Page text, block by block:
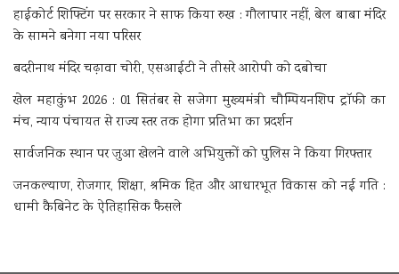
हाईकोर्ट शिफ्टिंग पर सरकार ने साफ किया रुख : गौलापार नहीं, बेल बाबा मंदिर
के सामने बनेगा नया परिसर
बदरीनाथ मंदिर चढ़ावा चोरी, एसआईटी ने तीसरे आरोपी को दबोचा
खेल महाकुंभ 2026 : 01 सितंबर से सजेगा मुख्यमंत्री चौम्पियनशिप ट्रॉफी का
मंच, न्याय पंचायत से राज्य स्तर तक होगा प्रतिभा का प्रदर्शन
सार्वजनिक स्थान पर जुआ खेलने वाले अभियुक्तों को पुलिस ने किया गिरफ्तार
जनकल्याण, रोजगार, शिक्षा, श्रमिक हित और आधारभूत विकास को नई गति :
धामी कैबिनेट के ऐतिहासिक फैसले